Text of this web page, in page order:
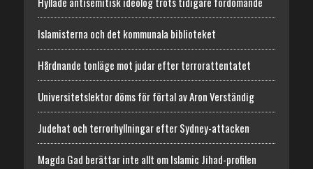
Islamisterna och det kommunala biblioteket
Hårdnande tonläge mot judar efter terrorattentatet
Universitetslektor döms för förtal av Aron Verständig
Judehat och terrorhyllningar efter Sydney-attacken
Magda Gad berättar inte allt om Islamic Jihad-profilen